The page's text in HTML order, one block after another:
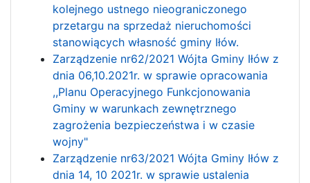
kolejnego ustnego nieograniczonego
przetargu na sprzedaż nieruchomości
stanowiących własność gminy Iłów.
Zarządzenie nr62/2021 Wójta Gminy Iłów z
dnia 06,10.2021r. w sprawie opracowania
,,Planu Operacyjnego Funkcjonowania
Gminy w warunkach zewnętrznego
zagrożenia bezpieczeństwa i w czasie
wojny"
Zarządzenie nr63/2021 Wójta Gminy Iłów z
dnia 14, 10 2021r. w sprawie ustalenia